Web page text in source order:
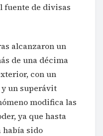
fuente de divisas
alcanzaron un
de una décima
con un
un superávit
modifica las
ya que hasta
había sido